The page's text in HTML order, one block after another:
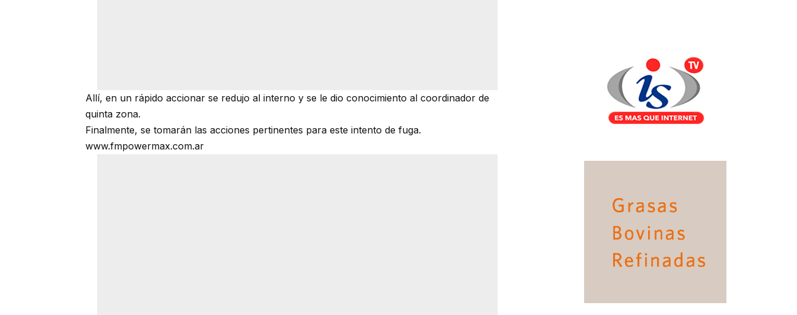
Allí, en un rápido accionar se redujo al interno y se le dio conocimiento al coordinador de
quinta zona.
Finalmente, se tomarán las acciones pertinentes para este intento de fuga.
www.fmpowermax.com.ar